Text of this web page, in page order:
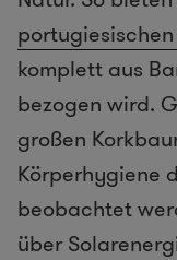
komplett aus
bezogen wird.
großen
Körperhygiene
beobachtet
über